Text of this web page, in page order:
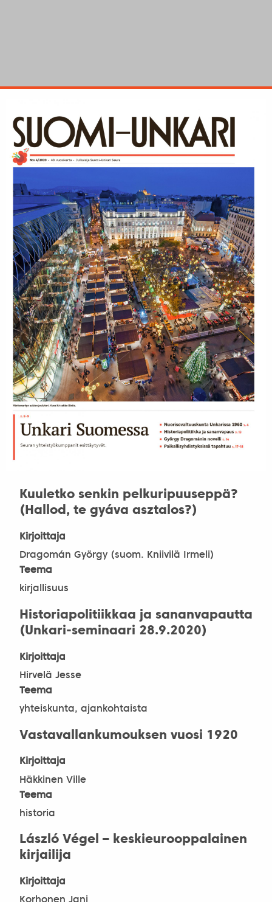
Kuuletko senkin pelkuripuuseppä?
(Hallod, te gyáva asztalos?)
Kirjoittaja
Dragomán György (suom. Kniivilä Irmeli)
Teema
kirjallisuus
Historiapolitiikkaa ja sananvapautta
(Unkari-seminaari 28.9.2020)
Kirjoittaja
Hirvelä Jesse
Teema
yhteiskunta, ajankohtaista
Vastavallankumouksen vuosi 1920
Kirjoittaja
Häkkinen Ville
Teema
historia
László Végel – keskieurooppalainen
kirjailija
Kirjoittaja